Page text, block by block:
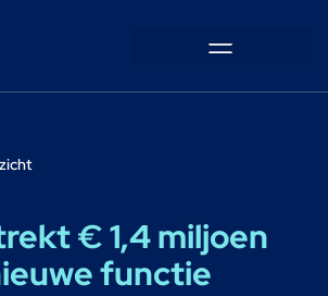
€ 1,4 miljoen
functie